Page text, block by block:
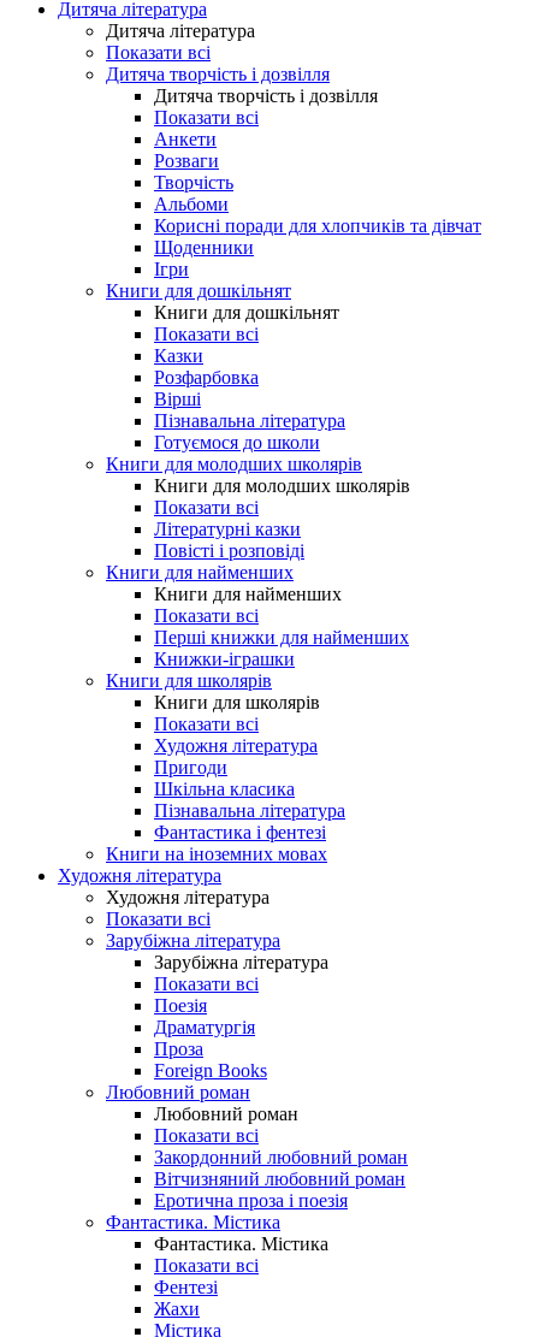
Дитяча література
Дитяча література
Показати всі
Дитяча творчість і дозвілля
Дитяча творчість і дозвілля
Показати всі
Анкети
Розваги
Творчість
Альбоми
Корисні поради для хлопчиків та дівчат
Щоденники
Ігри
Книги для дошкільнят
Книги для дошкільнят
Показати всі
Казки
Розфарбовка
Вірші
Пізнавальна література
Готуємося до школи
Книги для молодших школярів
Книги для молодших школярів
Показати всі
Літературні казки
Повісті і розповіді
Книги для найменших
Книги для найменших
Показати всі
Перші книжки для найменших
Книжки-іграшки
Книги для школярів
Книги для школярів
Показати всі
Художня література
Пригоди
Шкільна класика
Пізнавальна література
Фантастика і фентезі
Книги на іноземних мовах
Художня література
Художня література
Показати всі
Зарубіжна література
Зарубіжна література
Показати всі
Поезія
Драматургія
Проза
Foreign Books
Любовний роман
Любовний роман
Показати всі
Закордонний любовний роман
Вітчизняний любовний роман
Еротична проза і поезія
Фантастика. Містика
Фантастика. Містика
Показати всі
Фентезі
Жахи
Містика